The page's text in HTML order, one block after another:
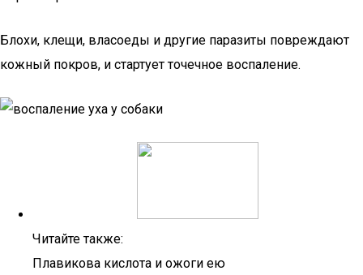
Блохи, клещи, власоеды и другие паразиты повреждают
кожный покров, и стартует точечное воспаление.
Читайте также:
Плавикова кислота и ожоги ею